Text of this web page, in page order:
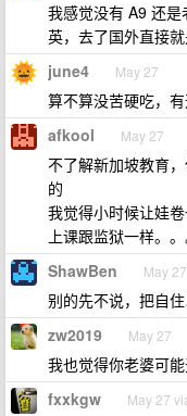
我感觉没有 A9 还
英，去了国外直接
june4 May 27
算不算没苦硬吃，
afkool May 27
不了解新加坡教育
的
我觉得小时候让娃
上课跟监狱一样。。
ShawBen May 27
别的先不说，把自
zw2019 May 27
我也觉得你老婆可
fxxkgw May 27